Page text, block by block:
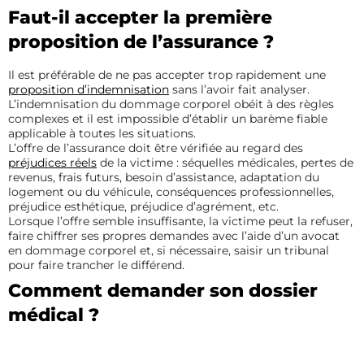
Faut-il accepter la première
proposition de l’assurance ?
Il est préférable de ne pas accepter trop rapidement une
proposition d’indemnisation sans l’avoir fait analyser.
L’indemnisation du dommage corporel obéit à des règles
complexes et il est impossible d’établir un barème fiable
applicable à toutes les situations.
L’offre de l’assurance doit être vérifiée au regard des
préjudices réels de la victime : séquelles médicales, pertes de
revenus, frais futurs, besoin d’assistance, adaptation du
logement ou du véhicule, conséquences professionnelles,
préjudice esthétique, préjudice d’agrément, etc.
Lorsque l’offre semble insuffisante, la victime peut la refuser,
faire chiffrer ses propres demandes avec l’aide d’un avocat
en dommage corporel et, si nécessaire, saisir un tribunal
pour faire trancher le différend.
Comment demander son dossier
médical ?